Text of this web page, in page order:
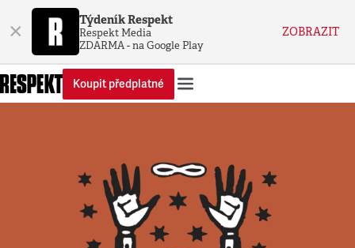
× Týdeník Respekt
Respekt Media
ZDARMA - na Google Play
ZOBRAZIT
Koupit předplatné